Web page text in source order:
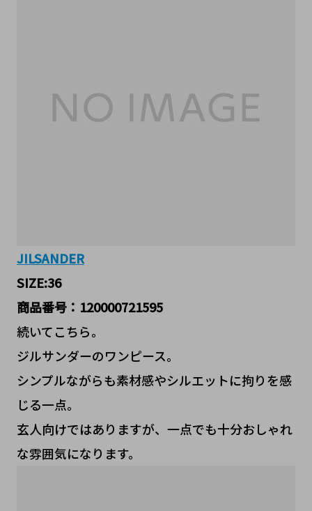
JILSANDER
SIZE:36
商品番号：120000721595
続いてこちら。
ジルサンダーのワンピース。
シンプルながらも素材感やシルエットに拘りを感
じる一点。
玄人向けではありますが、一点でも十分おしゃれ
な雰囲気になります。